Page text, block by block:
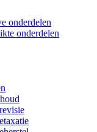
onderdelen
onderdelen